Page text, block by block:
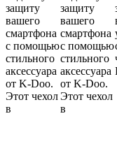
защиту
вашего
смартфона
с помощью
стильного
аксессуара
от K-Doo.
Этот чехол
в
защиту
вашего
смартфона
с помощью
стильного
аксессуара
от K-Doo.
Этот чехол
в